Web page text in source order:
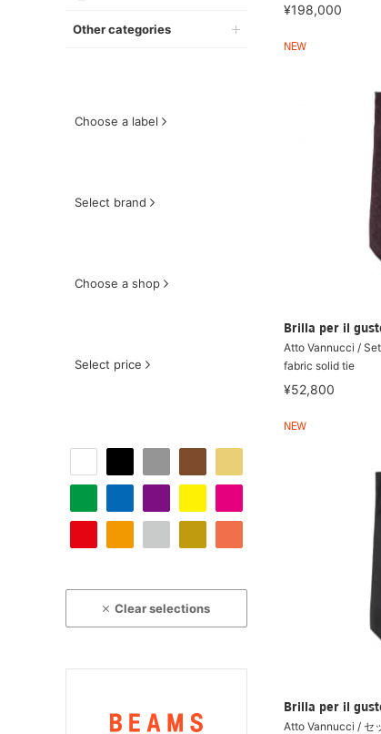
Other categories
Choose a label
Select brand
Choose a shop
Select price
Clear selections
¥198,000
NEW
Brilla per il
Atto Vannucci /
fabric solid tie
¥52,800
NEW
Brilla per il
Atto Vannucci / セ